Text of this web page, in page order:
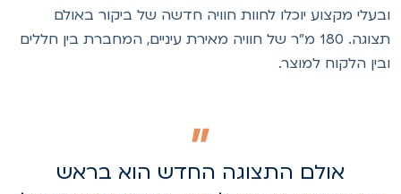
מקצוע יוכלו לחוות חוויה חדשה של ביקור באולם
תצוגה. 180 מ"ר של חוויה מאירת עיניים, המחברת בין חללים
הלקוח למוצר.
אולם התצוגה החדש הוא בראש